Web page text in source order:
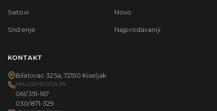
Setovi Novo
Sniženje Najprodavaniji
KONTAKT
Bilalovac 325a, 72150 Kiseljak
MALOPRODAJA
061/351-167
030/871-329